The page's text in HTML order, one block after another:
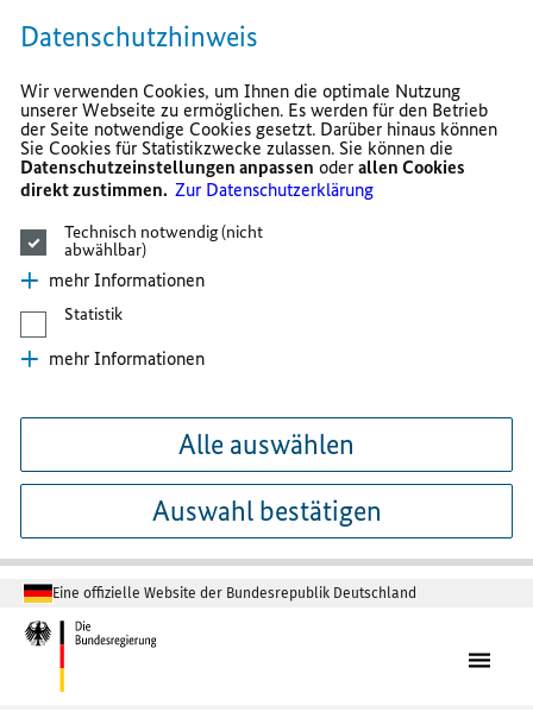
Datenschutzhinweis
Wir verwenden Cookies, um Ihnen die optimale Nutzung
unserer Webseite zu ermöglichen. Es werden für den Betrieb
der Seite notwendige Cookies gesetzt. Darüber hinaus können
Sie Cookies für Statistikzwecke zulassen. Sie können die
Datenschutzeinstellungen anpassen oderallen Cookies
direkt zustimmen.Zur Datenschutzerklärung
Technisch notwendig (nicht
abwählbar)
mehr Informationen
Statistik
mehr Informationen
Alle auswählen
Auswahl bestätigen
Eine offizielle Website der Bundesrepublik Deutschland